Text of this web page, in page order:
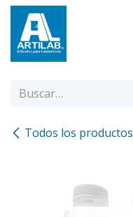
Ir al contenido
Todos los productos